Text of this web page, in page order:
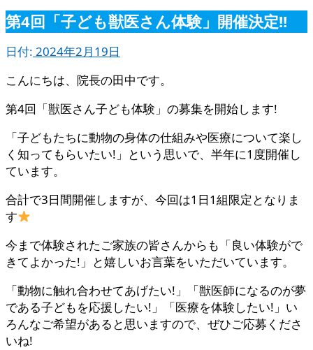
第4回「子ども獣医さん体験」開催決定!!
日付: 2024年2月19日
こんにちは、院長の田中です。
第4回「獣医さん子ども体験」の募集を開始します!
「子どもたちに動物の身体の仕組みや医療について楽し
く知ってもらいたい!」という思いで、半年に1度開催し
ています。
合計で3日間開催しますが、今回は1日1組限定となりま
す
今まで体験されたご家族の皆さんからも「良い体験がで
きてよかった!」と嬉しいお言葉をいただいています。
「動物に触れ合わせてあげたい!」「獣医師になるのが夢
である子どもを応援したい!」「医療を体験したい!」い
ろんなご希望があると思いますので、ぜひご応募くださ
いね!